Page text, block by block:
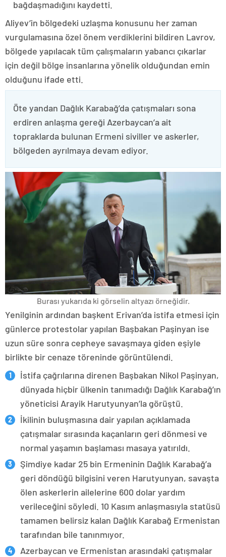
bağdaşmadığını kaydetti.
Aliyev’in bölgedeki uzlaşma konusunu her zaman
vurgulamasına özel önem verdiklerini bildiren Lavrov,
bölgede yapılacak tüm çalışmaların yabancı çıkarlar
için değil bölge insanlarına yönelik olduğundan emin
olduğunu ifade etti.
Öte yandan Dağlık Karabağ’da çatışmaları sona
erdiren anlaşma gereği Azerbaycan’a ait
topraklarda bulunan Ermeni siviller ve askerler,
bölgeden ayrılmaya devam ediyor.
Burası yukarıda ki görselin altyazı örneğidir.
Yenilginin ardından başkent Erivan’da istifa etmesi için
günlerce protestolar yapılan Başbakan Paşinyan ise
uzun süre sonra cepheye savaşmaya giden eşiyle
birlikte bir cenaze töreninde görüntülendi.
İstifa çağrılarına direnen Başbakan Nikol Paşinyan,
dünyada hiçbir ülkenin tanımadığı Dağlık Karabağ’ın
yöneticisi Arayik Harutyunyan’la görüştü.
İkilinin buluşmasına dair yapılan açıklamada
çatışmalar sırasında kaçanların geri dönmesi ve
normal yaşamın başlaması masaya yatırıldı.
Şimdiye kadar 25 bin Ermeninin Dağlık Karabağ’a
geri döndüğü bilgisini veren Harutyunyan, savaşta
ölen askerlerin ailelerine 600 dolar yardım
verileceğini söyledi. 10 Kasım anlaşmasıyla statüsü
tamamen belirsiz kalan Dağlık Karabağ Ermenistan
tarafından bile tanınmıyor.
Azerbaycan ve Ermenistan arasındaki çatışmalar